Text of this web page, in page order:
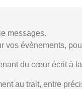
messages.
évènements,
du cœur écrit à
au trait, entre